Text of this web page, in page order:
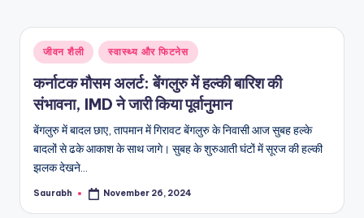
और
विश्व
Posted
in
जीवन शैली स्वास्थ्य और फिटनेस
कर्नाटक मौसम अलर्ट: बेंगलुरु में हल्की बारिश की
संभावना, IMD ने जारी किया पूर्वानुमान
बेंगलुरु में बादल छाए, तापमान में गिरावट बेंगलुरु के निवासी आज सुबह हल्के
बादलों से ढके आकाश के साथ जागे। सुबह के शुरुआती घंटों में सूरज की हल्की
झलक देखने…
Posted
Saurabh November 26, 2024